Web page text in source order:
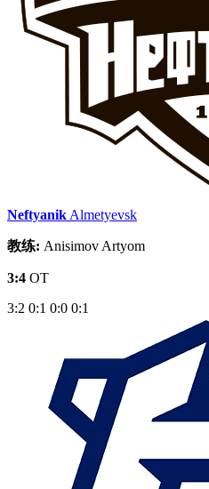
Neftyanik Almetyevsk
教练: Anisimov Artyom
3:4 OT
3:2 0:1 0:0 0:1